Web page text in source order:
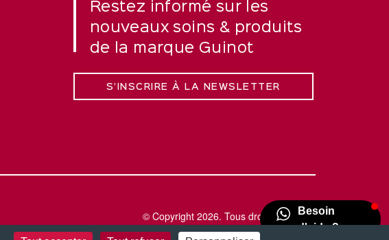
Restez informé sur les
nouveaux soins & produits
de la marque Guinot
S’INSCRIRE À LA NEWSLETTER
© Copyright 2026. Tous droits réservés.